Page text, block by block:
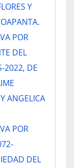
Y
POR
DEL
2022, DE
ANGELICA
POR
DEL